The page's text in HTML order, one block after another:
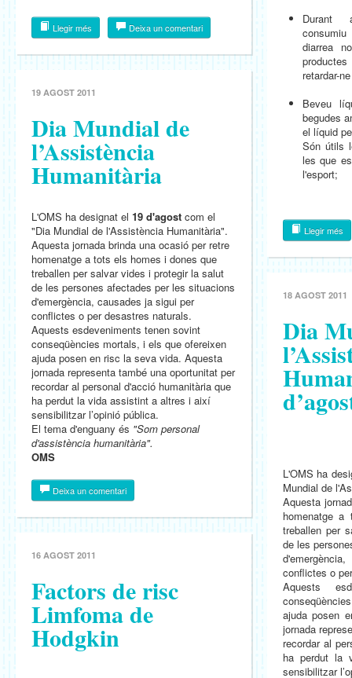
Llegir més Deixa un comentari
19 AGOST 2011
Dia Mundial de
l’Assistència
Humanitària
L'OMS ha designat el 19 d'agost com el
"Dia Mundial de l'Assistència Humanitària".
Aquesta jornada brinda una ocasió per retre
homenatge a tots els homes i dones que
treballen per salvar vides i protegir la salut
de les persones afectades per les situacions
d'emergència, causades ja sigui per
conflictes o per desastres naturals.
Aquests esdeveniments tenen sovint
conseqüències mortals, i els que ofereixen
ajuda posen en risc la seva vida. Aquesta
jornada representa també una oportunitat per
recordar al personal d'acció humanitària que
ha perdut la vida assistint a altres i així
sensibilitzar l’opinió pública.
El tema d'enguany és "Som personal
d'assistència humanitària".
OMS
Deixa un comentari
16 AGOST 2011
Factors de risc
Limfoma de
Hodgkin
Durant
diarrea
retardar-
Beveu
begudes
el líquid
Són útils
les que
l'esport;
Llegir més
18 AGOST 2011
Dia
L'OMS ha
Mundial de
Aquesta
homenatge
treballen per
de les
conflictes o
Aquests
ajuda posen
jornada
recordar al
ha perdut la
sensibilitzar